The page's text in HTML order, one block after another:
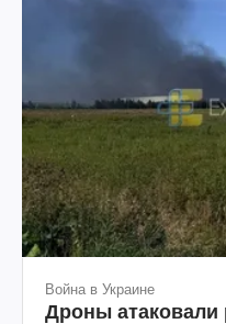
Война в Украине
Дроны атаковали